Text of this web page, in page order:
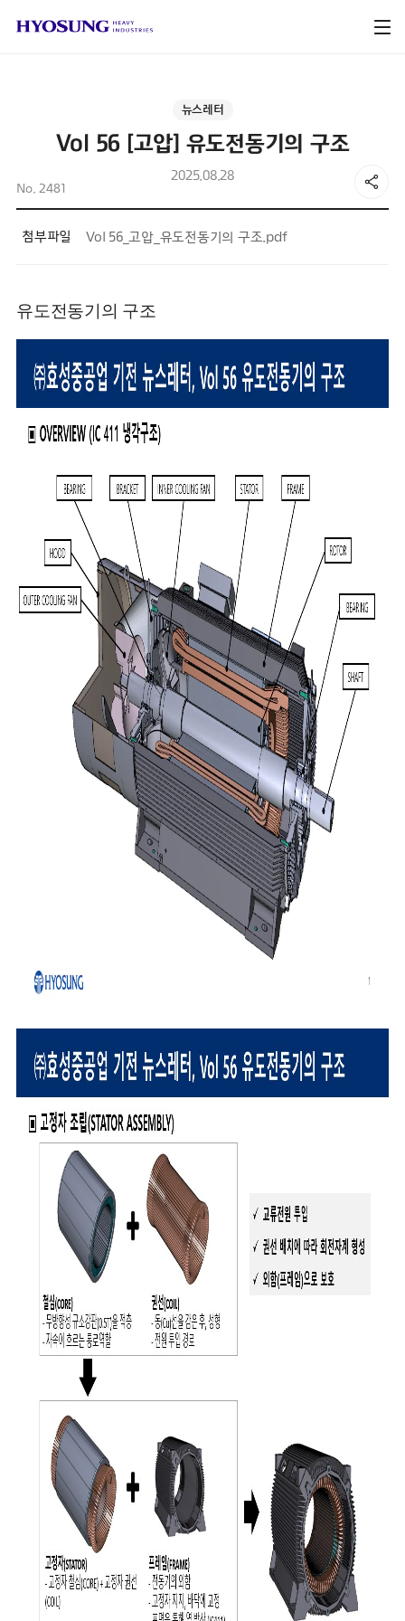
뉴스레터
Vol 56 [고압] 유도전동기의 구조
2025.08.28
No. 2481
첨부파일 Vol 56_고압_유도전동기의 구조.pdf
유도전동기의 구조